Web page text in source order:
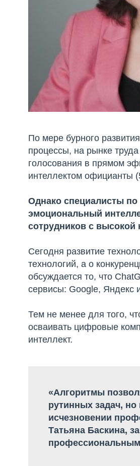
По мере бурного
процессы, на рынке
голосования в прямом
интеллектом официанты
Однако специалисты по
эмоциональный
сотрудников с высокой
Сегодня развитие
технологий, а о
обсуждается то, что
сервисы: Google, Яндекс
Тем не менее для того,
осваивать цифровые
интеллект.
«Алгоритмы
рутинных задач,
исчезновении
Татьяна Баскина,